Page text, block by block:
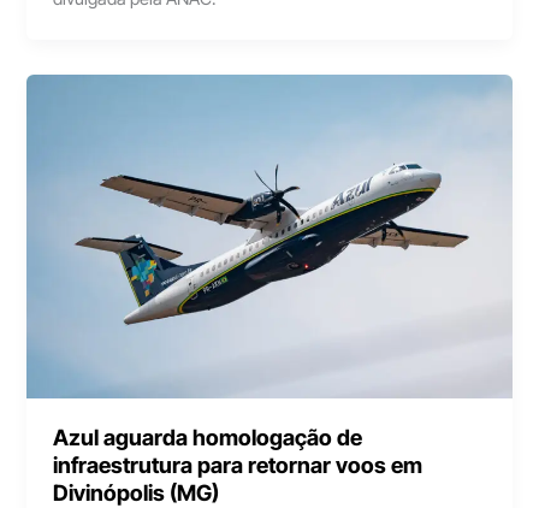
Azul aguarda homologação de
infraestrutura para retornar voos em
Divinópolis (MG)